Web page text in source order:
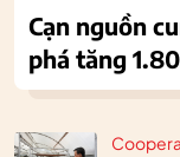
Cạn nguồn
phá tăng